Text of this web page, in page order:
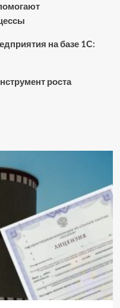
на базе 1С:
роста